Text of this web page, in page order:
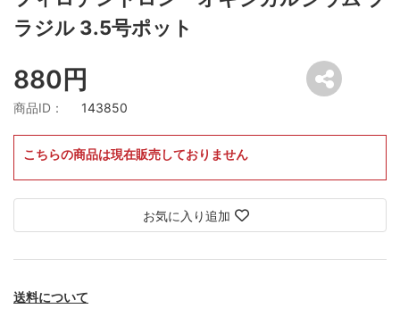
ラジル 3.5号ポット
880円
商品ID： 143850
こちらの商品は現在販売しておりません
お気に入り追加
送料について